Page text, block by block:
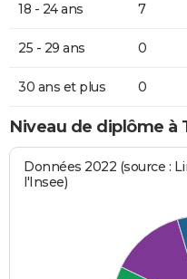
18 - 24 ans 7
25 - 29 ans 0
30 ans et plus 0
Niveau de diplôme à
Données 2022 (source :
l'Insee)